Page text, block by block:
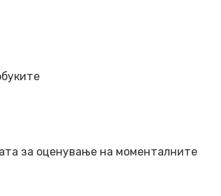
за оценување на моменталните